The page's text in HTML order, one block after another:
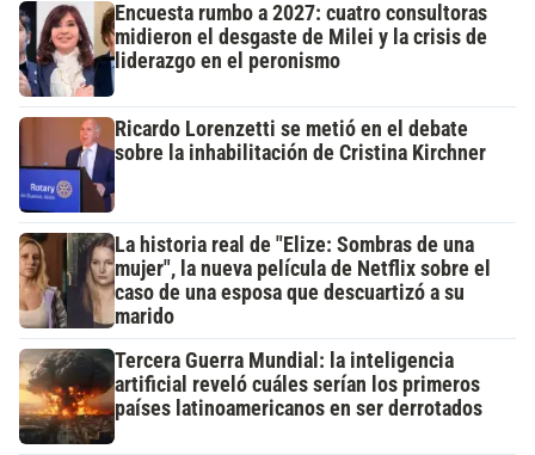
Encuesta rumbo a 2027: cuatro consultoras
midieron el desgaste de Milei y la crisis de
liderazgo en el peronismo
Ricardo Lorenzetti se metió en el debate
sobre la inhabilitación de Cristina Kirchner
La historia real de "Elize: Sombras de una
mujer", la nueva película de Netflix sobre el
caso de una esposa que descuartizó a su
marido
Tercera Guerra Mundial: la inteligencia
artificial reveló cuáles serían los primeros
países latinoamericanos en ser derrotados